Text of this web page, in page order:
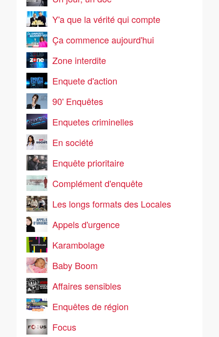
Y'a que la vérité qui compte
Ça commence aujourd'hui
Zone interdite
Enquete d'action
90' Enquêtes
Enquetes criminelles
En société
Enquête prioritaire
Complément d'enquête
Les longs formats des Locales
Appels d'urgence
Karambolage
Baby Boom
Affaires sensibles
Enquêtes de région
Focus